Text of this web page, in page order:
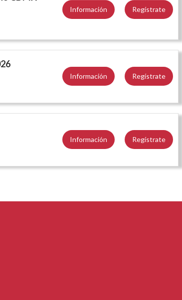
Información Regístrate
Información Regístrate
Información Regístrate